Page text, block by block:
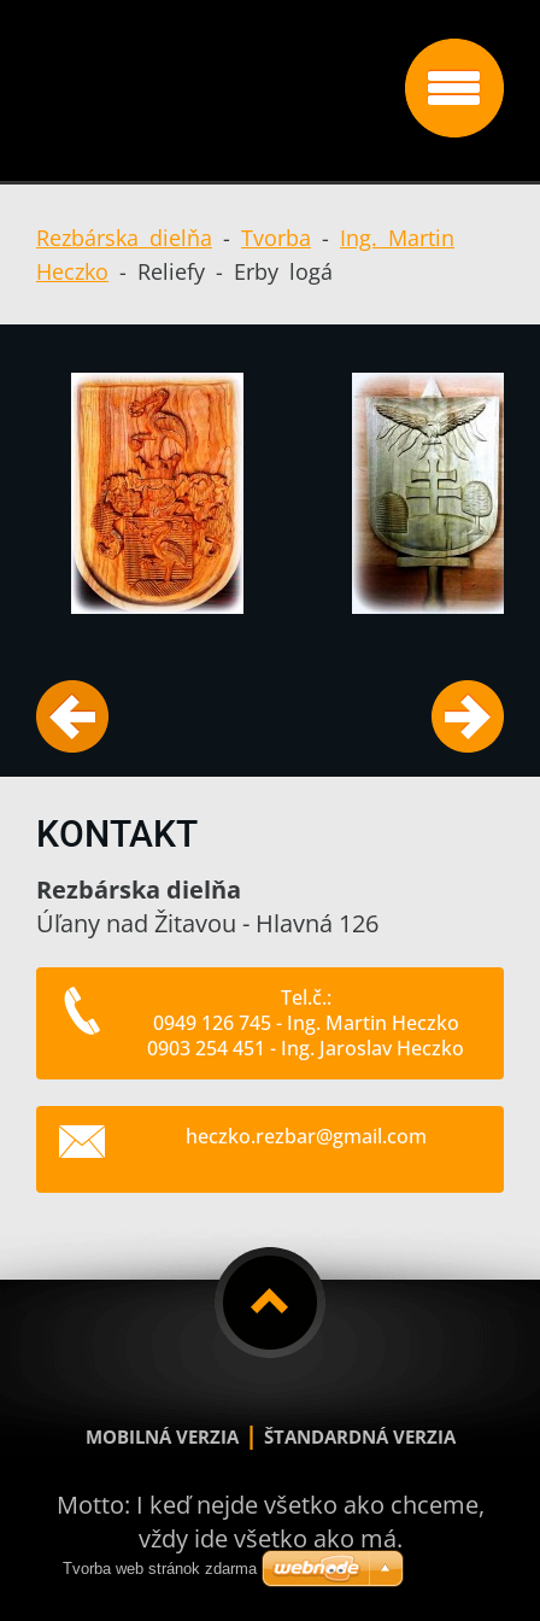
Rezbárska dielňa - Tvorba - Ing. Martin
Heczko - Reliefy - Erby logá
KONTAKT
Rezbárska dielňa
Úľany nad Žitavou - Hlavná 126
Tel.č.:
0949 126 745 - Ing. Martin Heczko
0903 254 451 - Ing. Jaroslav Heczko
heczko.rezbar@gmail.com
MOBILNÁ VERZIA | ŠTANDARDNÁ VERZIA
Motto: I keď nejde všetko ako chceme,
vždy ide všetko ako má.
Tvorba web stránok zdarma